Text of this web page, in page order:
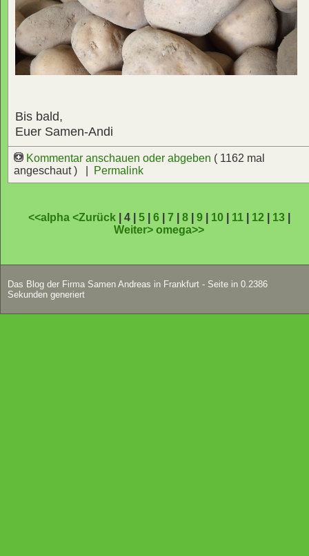
Bis bald,
Euer Samen-Andi
Kommentar anschauen oder abgeben ( 1162 mal
angeschaut ) |
Permalink
<<alpha <Zurück | 4 | 5| 6| 7 8| 9| 10| 11| 12| 13|
Weiter>omega>>
Das Blog der Firma Samen Andreas in Frankfurt - Seite in 0.2386
Sekunden generiert